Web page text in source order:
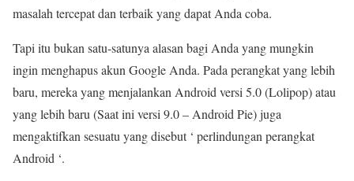
masalah tercepat dan terbaik yang dapat Anda coba.
Tapi itu bukan satu-satunya alasan bagi Anda yang mungkin
ingin menghapus akun Google Anda. Pada perangkat yang lebih
baru, mereka yang menjalankan Android versi 5.0 (Lolipop) atau
yang lebih baru (Saat ini versi 9.0 – Android Pie) juga
mengaktifkan sesuatu yang disebut ‘ perlindungan perangkat
Android ‘.